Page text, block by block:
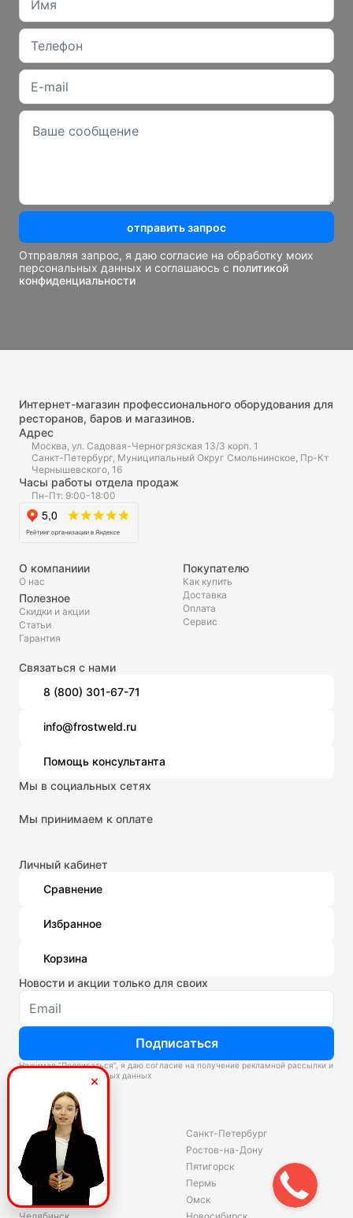
отправить запрос
Отправляя запрос, я даю согласие на обработку моих
персональных данных и соглашаюсь с политикой
конфиденциальности
Интернет-магазин профессионального оборудования для
ресторанов, баров и магазинов.
Адрес
Москва, ул. Садовая-Черногрязская 13/3 корп. 1
Санкт-Петербург, Муниципальный Округ Смольнинское, Пр-Кт
Чернышевского, 16
Часы работы отдела продаж
Пн-Пт: 9:00-18:00
О компаниии
О нас
Полезное
Скидки и акции
Статьи
Гарантия
Покупателю
Как купить
Доставка
Оплата
Сервис
Связаться с нами
8 (800) 301-67-71
info@frostweld.ru
Помощь консультанта
Мы в социальных сетях
Мы принимаем к оплате
Личный кабинет
Сравнение
Избранное
Корзина
Новости и акции только для своих
Подписаться
Нажимая “Подписаться”, я даю согласие на получение рекламной рассылки и
обработку персональных данных
Склады
Владивосток
Екатеринбург
Красноярск
Волгоград
Санкт-Петербург
Ростов-на-Дону
Пятигорск
Пермь
Омск